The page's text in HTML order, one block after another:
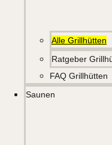
Alle Grillhütten
Ratgeber
FAQ Grillhütten
Saunen